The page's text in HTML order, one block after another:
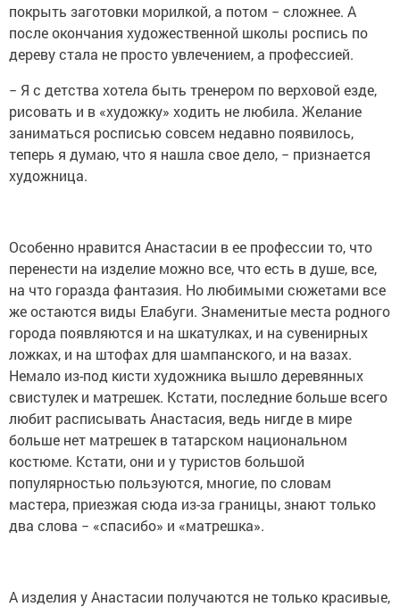
покрыть заготовки морилкой, а потом − сложнее. А
после окончания художественной школы роспись по
дереву стала не просто увлечением, а профессией.
− Я с детства хотела быть тренером по верховой езде,
рисовать и в «художку» ходить не любила. Желание
заниматься росписью совсем недавно появилось,
теперь я думаю, что я нашла свое дело, − признается
художница.
Особенно нравится Анастасии в ее профессии то, что
перенести на изделие можно все, что есть в душе, все,
на что горазда фантазия. Но любимыми сюжетами все
же остаются виды Елабуги. Знаменитые места родного
города появляются и на шкатулках, и на сувенирных
ложках, и на штофах для шампанского, и на вазах.
Немало из-под кисти художника вышло деревянных
свистулек и матрешек. Кстати, последние больше всего
любит расписывать Анастасия, ведь нигде в мире
больше нет матрешек в татарском национальном
костюме. Кстати, они и у туристов большой
популярностью пользуются, многие, по словам
мастера, приезжая сюда из-за границы, знают только
два слова − «спасибо» и «матрешка».
А изделия у Анастасии получаются не только красивые,